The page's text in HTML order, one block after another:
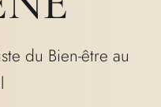
du Bien-être au